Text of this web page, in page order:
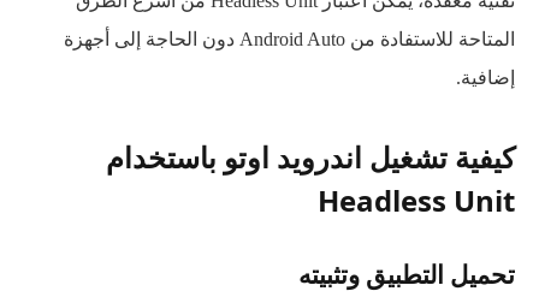
المتاحة للاستفادة من Android Auto دون الحاجة إلى أجهزة
إضافية.
كيفية تشغيل اندرويد اوتو باستخدام
Headless Unit
تحميل التطبيق وتثبيته